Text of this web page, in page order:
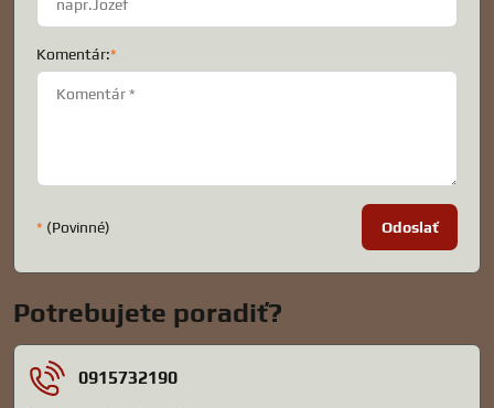
Komentár:*
* (Povinné) Odoslať
Potrebujete poradiť?
0915732190